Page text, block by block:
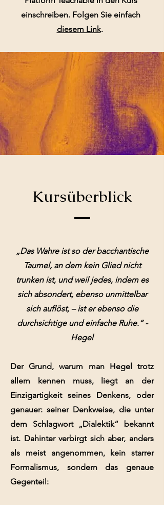
einschreiben. Folgen Sie einfach
diesem Link.
Kursüberblick
„Das Wahre ist so der bacchantische
Taumel, an dem kein Glied nicht
trunken ist, und weil jedes, indem es
sich absondert, ebenso unmittelbar
sich auflöst, – ist er ebenso die
durchsichtige und einfache Ruhe.“ -
Hegel
Der Grund, warum man Hegel trotz
allem kennen muss, liegt an der
Einzigartigkeit seines Denkens, oder
genauer: seiner Denkweise, die unter
dem Schlagwort „Dialektik“ bekannt
ist. Dahinter verbirgt sich aber, anders
als meist angenommen, kein starrer
Formalismus, sondern das genaue
Gegenteil: